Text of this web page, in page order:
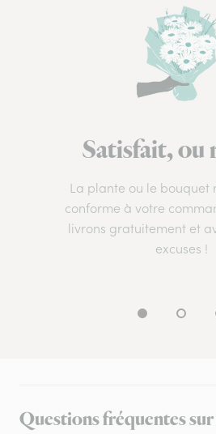
Satisfait, ou
La plante ou le bouquet
conforme à votre
livrons gratuitement et
excuses !
Questions fréquentes